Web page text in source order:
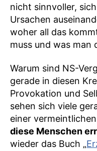
nicht sinnvoller,
Ursachen
woher all das
muss und was man
Warum sind NS-
gerade in diesen
Provokation und
sehen sich viele
einer
diese Menschen
wieder das Buch „